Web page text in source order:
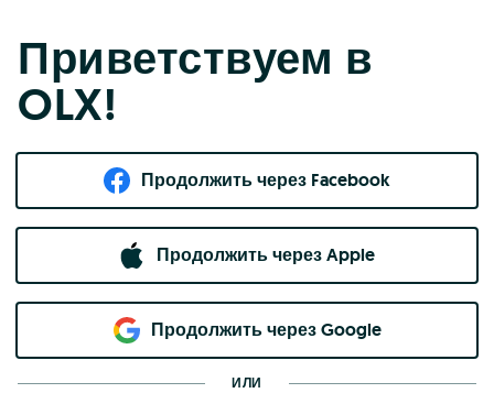
Приветствуем в
OLX!
Продолжить через Facebook
Продолжить через Apple
Продолжить через Google
ИЛИ